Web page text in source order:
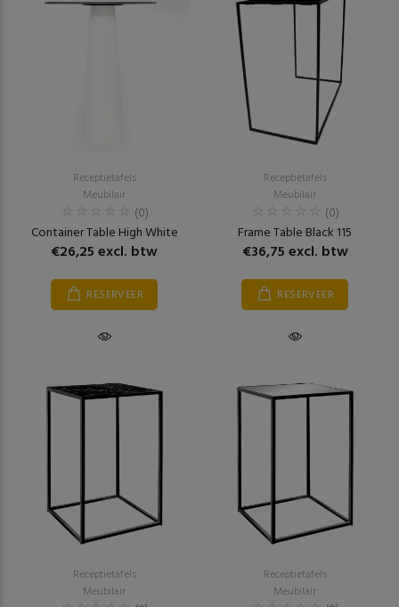
Receptietafels
Meubilair
(0)
Container Table High White
€26,25 excl. btw
RESERVEER
Receptietafels
Meubilair
(0)
Frame Table Black 115
€36,75 excl. btw
RESERVEER
Receptietafels
Meubilair
Receptietafels
Meubilair